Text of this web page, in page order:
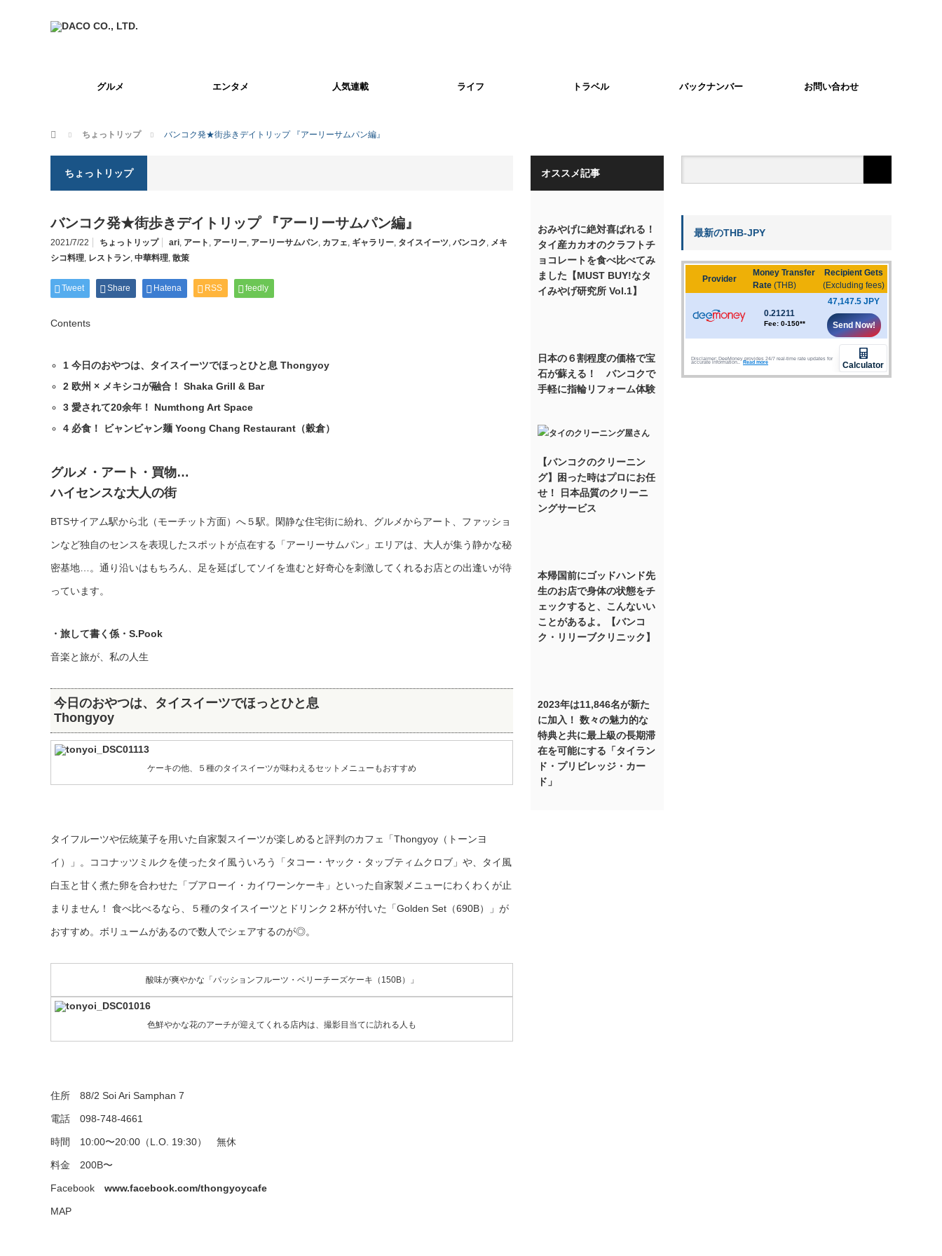
グルメ エンタメ 人気連載 ライフ トラベル バックナンバー お問い合わせ
ホーム ちょっトリップ バンコク発★街歩きデイトリップ 『アーリーサムパン編』
ちょっトリップ
バンコク発★街歩きデイトリップ 『アーリーサムパン編』
2021/7/22 ちょっトリップ ari, アート , アーリー, アーリーサムパン, カフェ, ギャラリー, タイスイーツ, バンコク, メキ
シコ料理, レストラン, 中華料理, 散策
Tweet Share Hatena RSS feedly
Contents
1 今日のおやつは、タイスイーツでほっとひと息 Thongyoy
2 欧州 × メキシコが融合！ Shaka Grill & Bar
3 愛されて20余年！ Numthong Art Space
4 必食！ ビャンビャン麺 Yoong Chang Restaurant（穀倉）
グルメ・アート・買物…
ハイセンスな大人の街
BTSサイアム駅から北（モーチット方面）へ５駅。閑静な住宅街に紛れ、グルメからアート、ファッショ
ンなど独自のセンスを表現したスポットが点在する「アーリーサムパン」エリアは、大人が集う静かな秘
密基地…。通り沿いはもちろん、足を延ばしてソイを進むと好奇心を刺激してくれるお店との出逢いが待
っています。
・旅して書く係・S.Pook
音楽と旅が、私の人生
今日のおやつは、タイスイーツでほっとひと息
Thongyoy
ケーキの他、５種のタイスイーツが味わえるセットメニューもおすすめ
タイフルーツや伝統菓子を用いた自家製スイーツが楽しめると評判のカフェ「Thongyoy（トーンヨ
イ）」。ココナッツミルクを使ったタイ風ういろう「タコー・ヤック・タッブティムクロブ」や、タイ風
白玉と甘く煮た卵を合わせた「ブアローイ・カイワーンケーキ」といった自家製メニューにわくわくが止
まりません！ 食べ比べるなら、５種のタイスイーツとドリンク２杯が付いた「Golden Set（690B）」が
おすすめ。ボリュームがあるので数人でシェアするのが◎。
酸味が爽やかな「パッションフルーツ・ベリーチーズケーキ（150B）」
色鮮やかな花のアーチが迎えてくれる店内は、撮影目当てに訪れる人も
住所 88/2 Soi Ari Samphan 7
電話 098-748-4661
時間 10:00〜20:00（L.O. 19:30） 無休
料金 200B〜
Facebook www.facebook.com/thongyoycafe
MAP
オススメ記事
おみやげに絶対喜ばれる！
タイ産カカオのクラフトチ
ョコレートを食べ比べてみ
ました【MUST BUY!なタ
イみやげ研究所 Vol.1】
日本の６割程度の価格で宝
石が蘇える！ バンコクで
手軽に指輪リフォーム体験
【バンコクのクリーニン
グ】困った時はプロにお任
せ！ 日本品質のクリーニ
ングサービス
本帰国前にゴッドハンド先
生のお店で身体の状態をチ
ェックすると、こんないい
ことがあるよ。【バンコ
ク・リリーブクリニック】
2023年は11,846名が新た
に加入！ 数々の魅力的な
特典と共に最上級の長期滞
在を可能にする「タイラン
ド・プリビレッジ・カー
ド」
最新のTHB-JPY